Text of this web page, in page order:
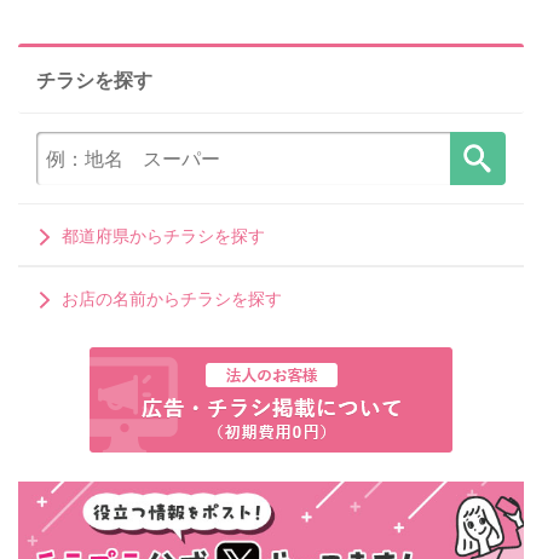
チラシを探す
都道府県からチラシを探す
お店の名前からチラシを探す